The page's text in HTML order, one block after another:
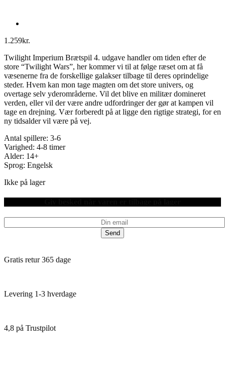
1.259kr.
Twilight Imperium Brætspil 4. udgave handler om tiden efter de
store “Twilight Wars”, her kommer vi til at følge ræset om at få
væsenerne fra de forskellige galakser tilbage til deres oprindelige
steder. Hvem kan mon tage magten om det store univers, og
overtage selv yderområderne. Vil det blive en militær domineret
verden, eller vil der være andre udfordringer der gør at kampen vil
tage en drejning. Vær forberedt på at ligge den rigtige strategi, for en
ny tidsalder vil være på vej.
Antal spillere: 3-6
Varighed: 4-8 timer
Alder: 14+
Sprog: Engelsk
Ikke på lager
Send
Gratis retur 365 dage
Levering 1-3 hverdage
4,8 på Trustpilot